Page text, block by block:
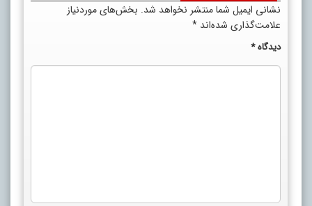
نشانی ایمیل شما منتشر نخواهد شد. بخش‌های موردنیاز
علامت‌گذاری شده‌اند *
دیدگاه*